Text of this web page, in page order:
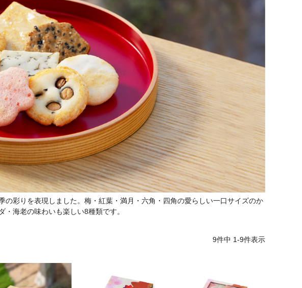
彩りを表現しました。梅・紅葉・満月・六角・四角の愛らしい一口サイズのか
海老の味わいも楽しい8種類です。
9件中 1-9件表示